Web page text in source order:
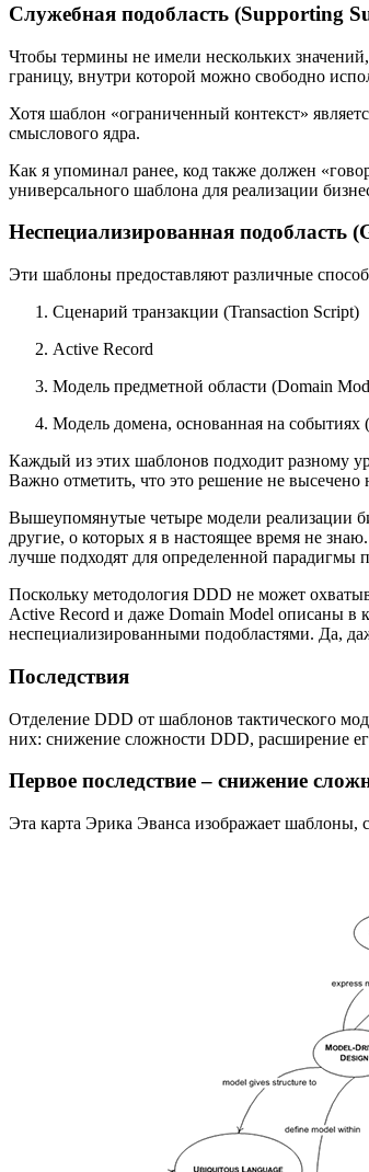
Служебная подобласть (Supporting
Чтобы термины не имели нескольких
границу, внутри которой можно свободно
Хотя шаблон «ограниченный контекст»
смыслового ядра.
Как я упоминал ранее, код также должен
универсального шаблона для реализации
Неспециализированная подобласть
Эти шаблоны предоставляют различные
Сценарий транзакции (Transaction Script)
Active Record
Модель предметной области (Domain
Модель домена, основанная на событиях
Каждый из этих шаблонов подходит разному
Важно отметить, что это решение не высечено
Вышеупомянутые четыре модели реализации
другие, о которых я в настоящее время не
лучше подходят для определенной парадигмы
Поскольку методология DDD не может
Active Record и даже Domain Model описаны в
неспециализированными подобластями. Да,
Последствия
Отделение DDD от шаблонов тактического
них: снижение сложности DDD, расширение
Первое последствие – снижение
Эта карта Эрика Эванса изображает шаблоны,